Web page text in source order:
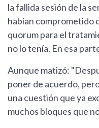
la fallida sesión de la
habían comprometido
quorum para el
no lo tenía. En esa
Aunque matizó:
poner de acuerdo,
una cuestión que ya
muchos bloques que